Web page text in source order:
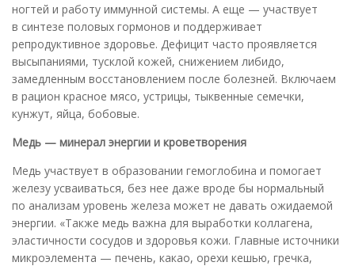
ногтей и работу иммунной системы. А еще — участвует
в синтезе половых гормонов и поддерживает
репродуктивное здоровье. Дефицит часто проявляется
высыпаниями, тусклой кожей, снижением либидо,
замедленным восстановлением после болезней. Включаем
в рацион красное мясо, устрицы, тыквенные семечки,
кунжут, яйца, бобовые.
Медь — минерал энергии и кроветворения
Медь участвует в образовании гемоглобина и помогает
железу усваиваться, без нее даже вроде бы нормальный
по анализам уровень железа может не давать ожидаемой
энергии. «Также медь важна для выработки коллагена,
эластичности сосудов и здоровья кожи. Главные источники
микроэлемента — печень, какао, орехи кешью, гречка,